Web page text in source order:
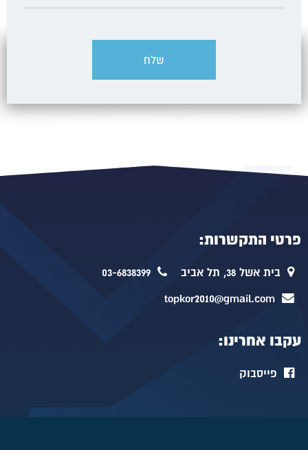
פרטי התקשרות:
בית אשל 38, תל אביב 03-6838399
topkor2010@gmail.com
עקבו אחרינו:
פייסבוק